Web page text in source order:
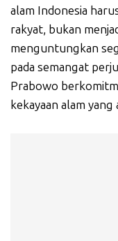
alam Indonesia
rakyat, bukan
menguntungkan
pada semangat
Prabowo
kekayaan alam